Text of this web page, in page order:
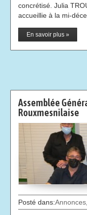
concrétisé. Julia
accueillie à la mi-
En savoir plus »
Assemblée
Rouxmesnilaise
Posté dans:Annonces